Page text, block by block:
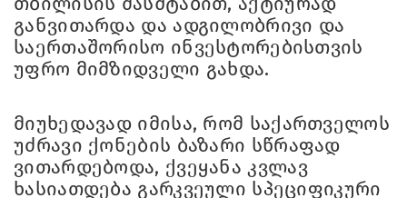
განვითარდა და ადგილობრივი და
საერთაშორისო ინვესტორებისთვის
უფრო მიმზიდველი გახდა.
მიუხედავად იმისა, რომ საქართველოს
უძრავი ქონების ბაზარი სწრაფად
ვითარდებოდა, ქვეყანა კვლავ
ხასიათდება გარკვეული სპეციფიკური